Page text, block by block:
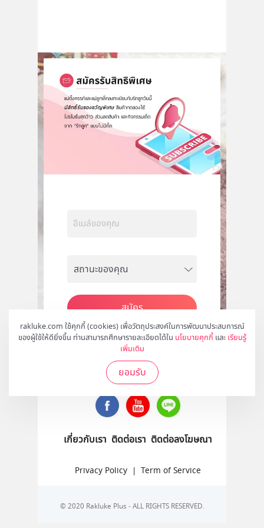
rakluke.com ใช้คุกกี้ (cookies) เพื่อวัตถุประสงค์ในการพัฒนาประสบการณ์
ของผู้ใช้ให้ดียิ่งขึ้น ท่านสามารถศึกษารายละเอียดได้ใน นโยบายคุกกี้ และ เรียนรู้
เพิ่มเติม
ยอมรับ
สมัคร
ติดตามเราได้ที่
เกี่ยวกับเรา ติดต่อเรา ติดต่อลงโฆษณา
Privacy Policy | Term of Service
© 2020 Rakluke Plus - ALL RIGHTS RESERVED.